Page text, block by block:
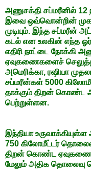
அணுசக்தி சப்மரீனில்
இவை ஒவ்வொன்றின்
முடியும். இந்த சப்மரீன்
கடல் என உலகின் எந்த ஓர்
எதிரி நாட்டை நோக்கி
ஏவுகணைகளைச் செலுத்த
அமெரிக்கா, ரஷியா
சப்மரீன்கள் 5000
தாக்கும் திறன் கொண்ட
பெற்றுள்ளன.
இந்தியா
750 கிலோமீட்டர்
திறன் கொண்ட
மேலும் அதிக தொலைவு